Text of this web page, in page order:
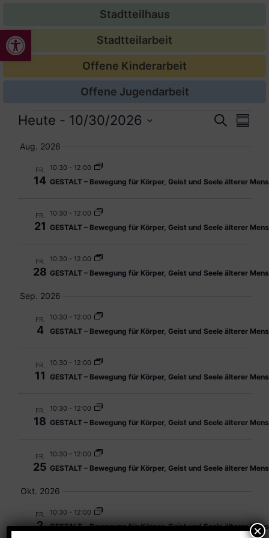
Werkzeugleiste öffnen
Stadtteilhaus
Stadtteilarbeit
Offene Kinderarbeit
Offene Jugendarbeit
Suche
Heute - 10/30/2026
auswählen.
Aug. 2026
FR.
14
10:30 - 12:00
GESTALT – Bewegung für Körper, Geist und Seele älterer
FR.
21
10:30 - 12:00
GESTALT – Bewegung für Körper, Geist und Seele älterer
FR.
28
10:30 - 12:00
GESTALT – Bewegung für Körper, Geist und Seele älterer
Sep. 2026
FR.
4
10:30 - 12:00
GESTALT – Bewegung für Körper, Geist und Seele älterer
FR.
11
10:30 - 12:00
GESTALT – Bewegung für Körper, Geist und Seele älterer
FR.
18
10:30 - 12:00
GESTALT – Bewegung für Körper, Geist und Seele älterer
FR.
25
10:30 - 12:00
GESTALT – Bewegung für Körper, Geist und Seele älterer
Okt. 2026
FR.
2
10:30 - 12:00
GESTALT – Bewegung für Körper, Geist und Seele älterer